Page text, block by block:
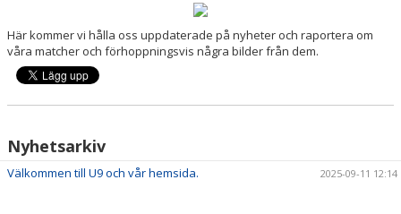
KONTAKT
Här kommer vi hålla oss uppdaterade på nyheter och raportera om
våra matcher och förhoppningsvis några bilder från dem.
Nyhetsarkiv
Välkommen till U9 och vår hemsida. 2025-09-11 12:14